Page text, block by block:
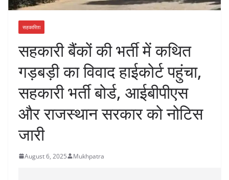
सहकारिता
सहकारी बैंकों की भर्ती में कथित
गड़बड़ी का विवाद हाईकोर्ट पहुंचा,
सहकारी भर्ती बोर्ड, आईबीपीएस
और राजस्थान सरकार को नोटिस
जारी
August 6, 2025 Mukhpatra